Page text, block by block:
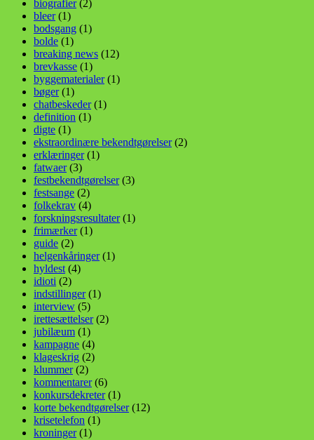
biografier(2)
bleer(1)
bodsgang (1)
bolde (1)
breaking news (12)
brevkasse (1)
byggematerialer(1)
bøger(1)
chatbeskeder(1)
definition (1)
digte (1)
ekstraordinære bekendtgørelser(2)
erklæringer(1)
fatwaer(3)
festbekendtgørelser(3)
festsange (2)
folkekrav (4)
forskningsresultater(1)
frimærker(1)
guide (2)
helgenkåringer(1)
hyldest (4)
idioti (2)
indstillinger(1)
interview (5)
irettesættelser(2)
jubilæum (1)
kampagne (4)
klageskrig (2)
klummer(2)
kommentarer(6)
konkursdekreter(1)
korte bekendtgørelser(12)
krisetelefon (1)
kroninger(1)